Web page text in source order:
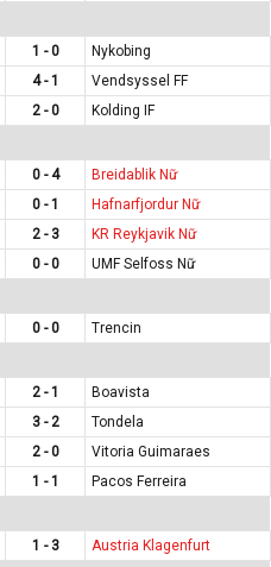
1 - 0
Nykobing
4 - 1
Vendsyssel FF
2 - 0
Kolding IF
0 - 4
Breidablik Nữ
0 - 1
Hafnarfjordur Nữ
2 - 3
KR Reykjavik Nữ
0 - 0
UMF Selfoss Nữ
0 - 0
Trencin
2 - 1
Boavista
3 - 2
Tondela
2 - 0
Vitoria Guimaraes
1 - 1
Pacos Ferreira
1 - 3
Austria Klagenfurt